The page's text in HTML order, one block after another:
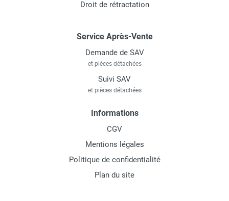
Droit de rétractation
Service Après-Vente
Demande de SAV
et pièces détachées
Suivi SAV
et pièces détachées
Informations
CGV
Mentions légales
Politique de confidentialité
Plan du site